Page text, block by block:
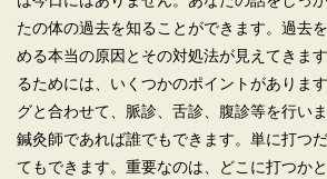
たの体の過去を知ることができます。過去
める本当の原因とその対処法が見えてきま
るためには、いくつかのポイントがありま
グと合わせて、脈診、舌診、腹診等を行い
鍼灸師であれば誰でもできます。単に打つ
てもできます。重要なのは、どこに打つか